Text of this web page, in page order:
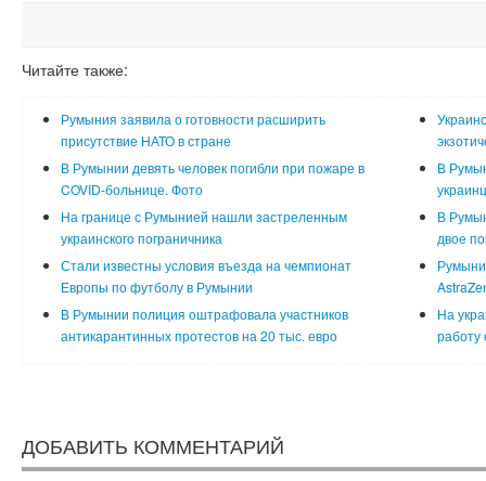
Читайте также:
Румыния заявила о готовности расширить
присутствие НАТО в стране
В Румынии девять человек погибли при пожаре в
COVID-больнице. Фото
В
На границе с Румынией нашли застреленным
украинского пограничника
В
двое
Стали известны условия въезда на чемпионат
Европы по футболу в Румынии
В Румынии полиция оштрафовала участников
антикарантинных протестов на 20 тыс. евро
На
работу
ДОБАВИТЬ КОММЕНТАРИЙ